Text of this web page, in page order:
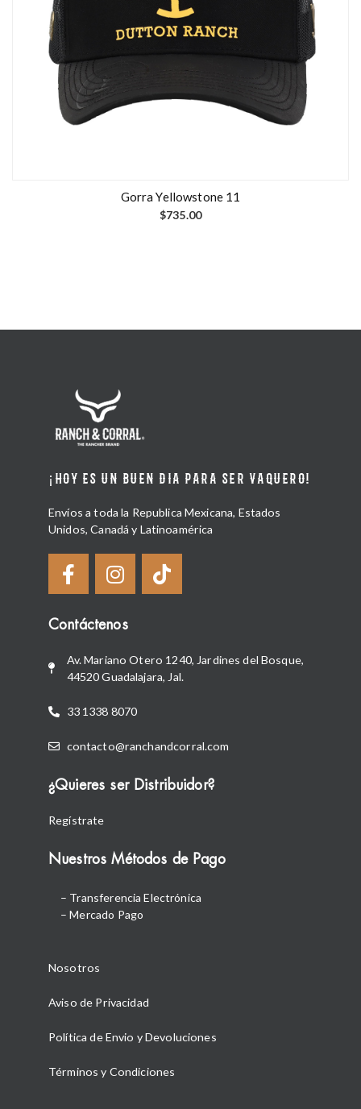
Gorra Yellowstone 11
$735.00
¡HOY ES UN BUEN DIA PARA SER VAQUERO!
Envíos a toda la Republica Mexicana, Estados
Unidos, Canadá y Latinoamérica
Contáctenos
Av. Mariano Otero 1240, Jardines del Bosque,
44520 Guadalajara, Jal.
33 1338 8070
contacto@ranchandcorral.com
¿Quieres ser Distribuidor?
Regístrate
Nuestros Métodos de Pago
– Transferencia Electrónica
– Mercado Pago
Nosotros
Aviso de Privacidad
Política de Envio y Devoluciones
Términos y Condiciones